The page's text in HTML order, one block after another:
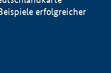
erfolgreicher